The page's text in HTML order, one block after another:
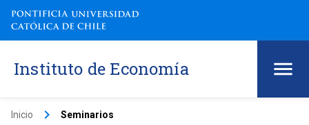
Instituto de Economía
Inicio keyboard_arrow_right Seminarios